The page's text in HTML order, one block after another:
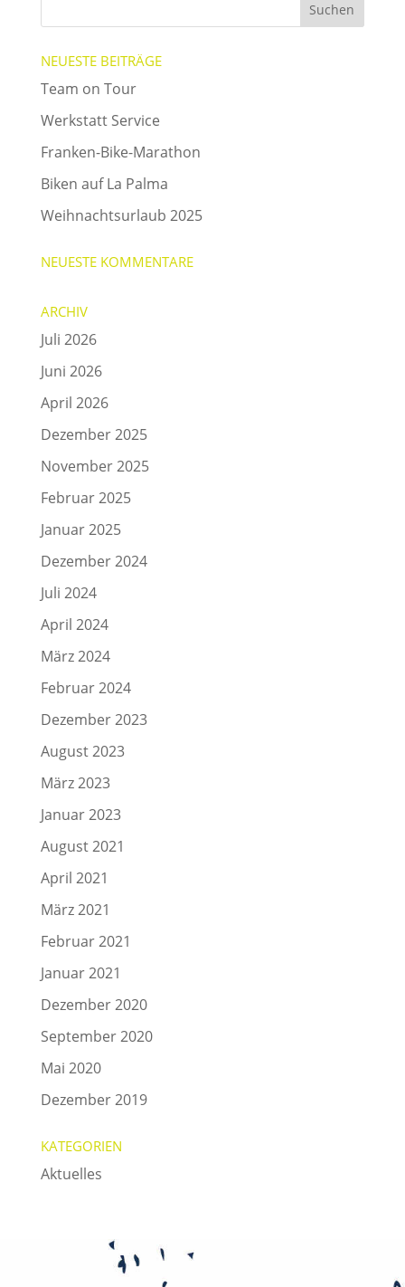
NEUESTE BEITRÄGE
Team on Tour
Werkstatt Service
Franken-Bike-Marathon
Biken auf La Palma
Weihnachtsurlaub 2025
NEUESTE KOMMENTARE
ARCHIV
Juli 2026
Juni 2026
April 2026
Dezember 2025
November 2025
Februar 2025
Januar 2025
Dezember 2024
Juli 2024
April 2024
März 2024
Februar 2024
Dezember 2023
August 2023
März 2023
Januar 2023
August 2021
April 2021
März 2021
Februar 2021
Januar 2021
Dezember 2020
September 2020
Mai 2020
Dezember 2019
KATEGORIEN
Aktuelles